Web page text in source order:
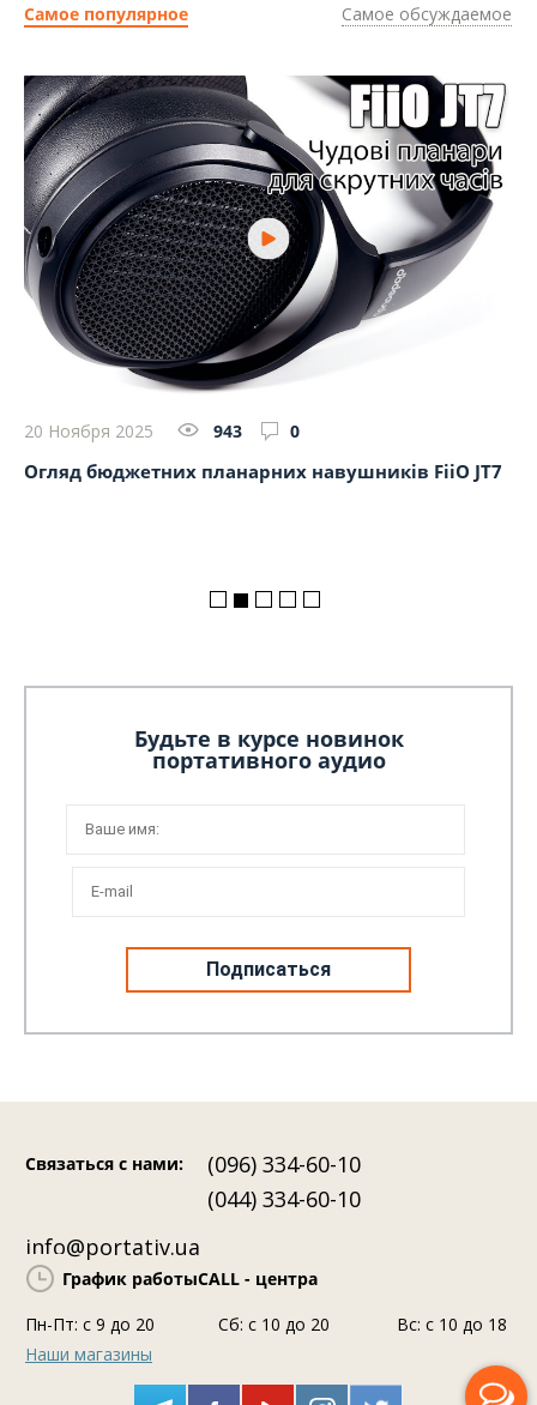
Самое популярное Самое обсуждаемое
20 Ноября 2025 943 0
Огляд бюджетних планарних навушників FiiO JT7
205 0
Будьте в курсе новинок
портативного аудио
Связаться с нами:
(096) 334-60-10
(044) 334-60-10
info@portativ.ua
График работыCALL - центра
Пн-Пт: c 9 до 20
Сб: с 10 до 20
Вс: с 10 до 18
Наши магазины